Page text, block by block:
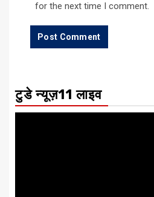
for the next time I comment.
टुडे न्यूज़11 लाइव